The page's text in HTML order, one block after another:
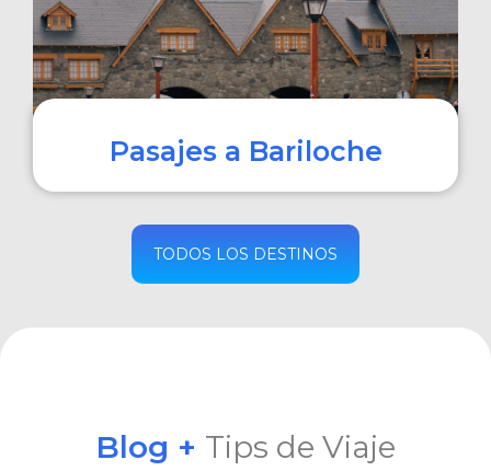
Pasajes a Bariloche
COMPRAR
TODOS LOS DESTINOS
Blog + Tips de Viaje